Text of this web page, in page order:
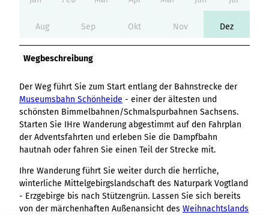
Aug Sep Okt Nov Dez
Wegbeschreibung
Der Weg führt Sie zum Start entlang der Bahnstrecke der
Museumsbahn Schönheide - einer der ältesten und
schönsten Bimmelbahnen/Schmalspurbahnen Sachsens.
Starten Sie IHre Wanderung abgestimmt auf den Fahrplan
der Adventsfahrten und erleben Sie die Dampfbahn
hautnah oder fahren Sie einen Teil der Strecke mit.
Ihre Wanderung führt Sie weiter durch die herrliche,
winterliche Mittelgebirgslandschaft des Naturpark Vogtland
- Erzgebirge bis nach Stützengrün. Lassen Sie sich bereits
von der märchenhaften Außenansicht des Weihnachtslands